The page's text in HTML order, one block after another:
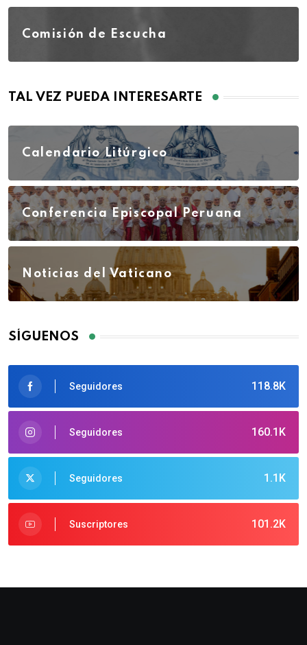
Comisión de Escucha
TAL VEZ PUEDA INTERESARTE
Calendario Litúrgico
Conferencia Episcopal Peruana
Noticias del Vaticano
SÍGUENOS
118.8K
Seguidores
160.1K
Seguidores
1.1K
Seguidores
101.2K
Suscriptores